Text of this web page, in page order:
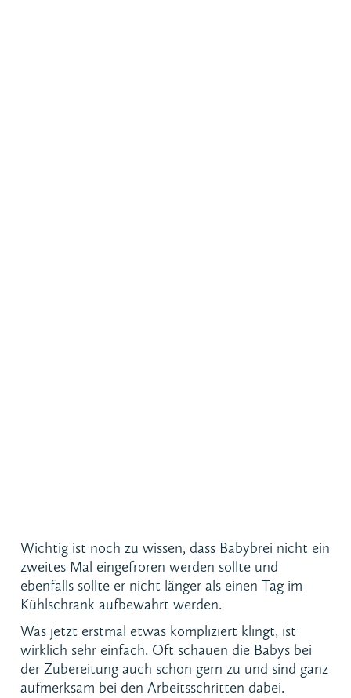
Wichtig ist noch zu wissen, dass Babybrei nicht ein
zweites Mal eingefroren werden sollte und
ebenfalls sollte er nicht länger als einen Tag im
Kühlschrank aufbewahrt werden.
Was jetzt erstmal etwas kompliziert klingt, ist
wirklich sehr einfach. Oft schauen die Babys bei
der Zubereitung auch schon gern zu und sind ganz
aufmerksam bei den Arbeitsschritten dabei.